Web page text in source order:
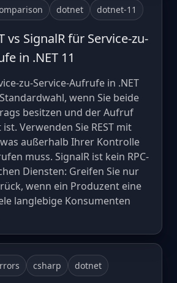
dotnet dotnet-11
vs SignalR für Service-zu-
in .NET 11
zu-Service-Aufrufe in .NET
wenn Sie beide
besitzen und der Aufruf
Verwenden Sie REST mit
außerhalb Ihrer Kontrolle
muss. SignalR ist kein RPC-
Diensten: Greifen Sie nur
wenn ein Produzent eine
langlebige Konsumenten
csharp dotnet